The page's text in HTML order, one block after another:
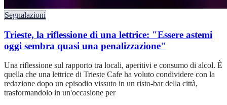
Segnalazioni
Trieste, la riflessione di una lettrice: "Essere astemi
oggi sembra quasi una penalizzazione"
Una riflessione sul rapporto tra locali, aperitivi e consumo di alcol. È
quella che una lettrice di Trieste Cafe ha voluto condividere con la
redazione dopo un episodio vissuto in un risto-bar della città,
trasformandolo in un'occasione per